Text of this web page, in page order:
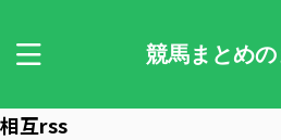
競馬まとめ
相互rss